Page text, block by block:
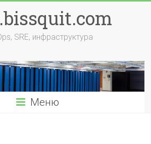
SRE, инфраструктура
Меню